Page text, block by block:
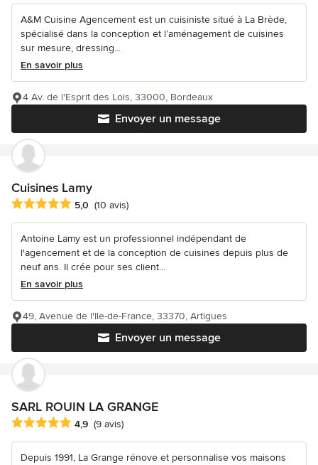
A&M Cuisine Agencement est un cuisiniste situé à La Brède,
spécialisé dans la conception et l’aménagement de cuisines
sur mesure, dressing...
En savoir plus
Envoyer un message
4 Av. de l'Esprit des Lois, 33000, Bordeaux
Cuisines Lamy
Note moyenne : 5 étoiles sur 5
5,0 (10 avis)
Antoine Lamy est un professionnel indépendant de
l'agencement et de la conception de cuisines depuis plus de
neuf ans. Il crée pour ses client...
En savoir plus
Envoyer un message
49, Avenue de l'Ile-de-France, 33370, Artigues
SARL ROUIN LA GRANGE
Note moyenne : 4.9 étoiles sur 5
4,9 (9 avis)
Depuis 1991, La Grange rénove et personnalise vos maisons